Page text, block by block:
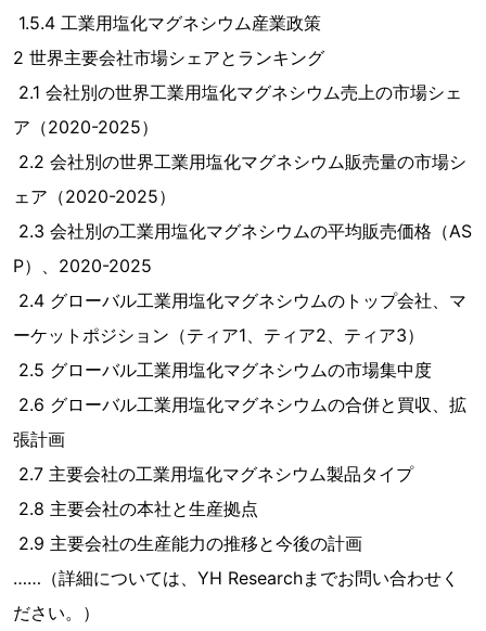
1.5.4 工業用塩化マグネシウム産業政策
2 世界主要会社市場シェアとランキング
2.1 会社別の世界工業用塩化マグネシウム売上の市場シェ
ア（2020-2025）
2.2 会社別の世界工業用塩化マグネシウム販売量の市場シ
ェア（2020-2025）
2.3 会社別の工業用塩化マグネシウムの平均販売価格（AS
P）、2020-2025
2.4 グローバル工業用塩化マグネシウムのトップ会社、マ
ーケットポジション（ティア1、ティア2、ティア3）
2.5 グローバル工業用塩化マグネシウムの市場集中度
2.6 グローバル工業用塩化マグネシウムの合併と買収、拡
張計画
2.7 主要会社の工業用塩化マグネシウム製品タイプ
2.8 主要会社の本社と生産拠点
2.9 主要会社の生産能力の推移と今後の計画
……（詳細については、YH Researchまでお問い合わせく
ださい。）